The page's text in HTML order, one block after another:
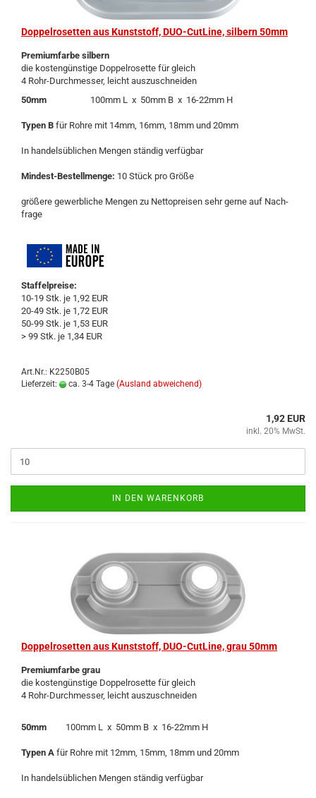
Dop­pel­ro­set­ten aus Kunst­stoff, DUO-​Cut­Line, sil­bern 50mm
Pre­mi­um­far­be sil­bern
die kos­ten­güns­ti­ge Dop­pel­ro­set­te für gleich
4 Rohr-​Durchmesser, leicht aus­zu­schnei­den
50mm
100mm L x 50mm B x 16-​22mm H
Typen B für Rohre mit 14mm, 16mm, 18mm und 20mm
In han­dels­üb­li­chen Men­gen stän­dig ver­füg­bar
Mindest-​Bestellmenge: 10 Stück pro Größe
grö­ße­re ge­werb­li­che Men­gen zu Net­to­prei­sen sehr gerne auf Nach­
fra­ge
Staffelpreise:
10-19 Stk. je 1,92 EUR
20-49 Stk. je 1,72 EUR
50-99 Stk. je 1,53 EUR
> 99 Stk. je 1,34 EUR
Art.Nr.: K2250B05
Lieferzeit:
ca. 3-4 Tage (Ausland abweichend)
1,92 EUR
inkl. 20% MwSt.
IN DEN WARENKORB
Dop­pel­ro­set­ten aus Kunst­stoff, DUO-​Cut­Line, grau 50mm
Pre­mi­um­far­be grau
die kos­ten­güns­ti­ge Dop­pel­ro­set­te für gleich
4 Rohr-​Durchmesser, leicht aus­zu­schnei­den
50mm 100mm L x 50mm B x 16-​22mm H
Typen A für Rohre mit 12mm, 15mm, 18mm und 20mm
In han­dels­üb­li­chen Men­gen stän­dig ver­füg­bar